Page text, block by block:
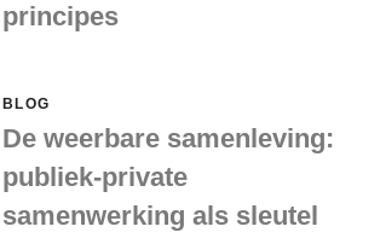
principes
BLOG
De weerbare samenleving:
publiek-private
samenwerking als sleutel